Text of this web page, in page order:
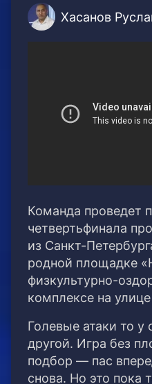
Хасанов
Команда проведет
четвертьфинала
из Санкт-
родной площадке
физкультурно-
комплексе на
Голевые атаки то
другой. Игра без
подбор — пас
снова. Но это пока